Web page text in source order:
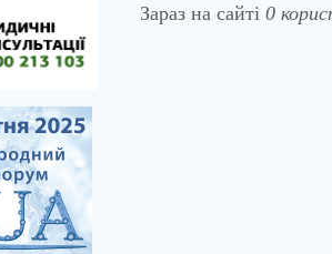
Зараз на сайті 0